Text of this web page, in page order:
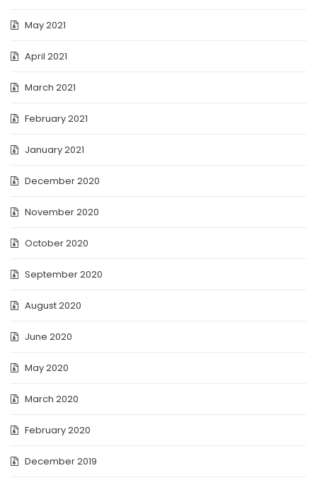
May 2021
April 2021
March 2021
February 2021
January 2021
December 2020
November 2020
October 2020
September 2020
August 2020
June 2020
May 2020
March 2020
February 2020
December 2019